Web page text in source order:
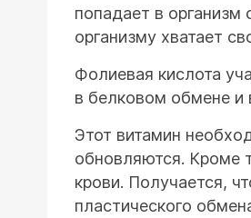
попадает в
организму хватает
Фолиевая кислота
в белковом обмене и
Этот витамин
обновляются. Кроме
крови. Получается,
пластического